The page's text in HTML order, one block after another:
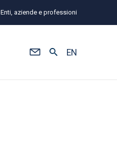
Enti, aziende e professioni
EN